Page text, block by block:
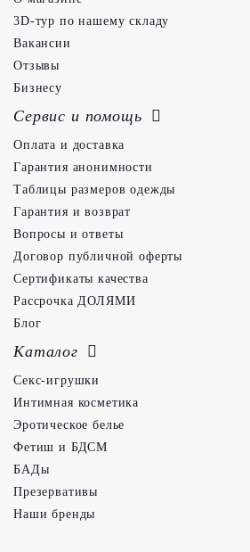
3D-тур по нашему складу
Вакансии
Отзывы
Бизнесу
Сервис и помощь
Оплата и доставка
Гарантия анонимности
Таблицы размеров одежды
Гарантия и возврат
Вопросы и ответы
Договор публичной оферты
Сертификаты качества
Рассрочка ДОЛЯМИ
Блог
Каталог
Секс-игрушки
Интимная косметика
Эротическое белье
Фетиш и БДСМ
БАДы
Презервативы
Наши бренды